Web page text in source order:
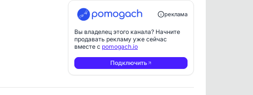
реклама
Вы владелец этого канала? Начните
продавать рекламу уже сейчас
вместе с pomogach.io
Подключить